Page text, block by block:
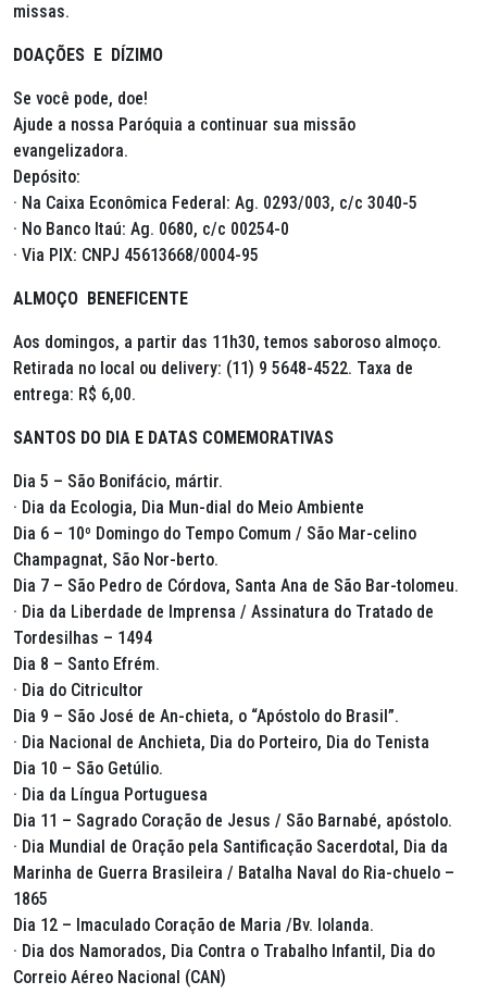
missas.
DOAÇÕES E DÍZIMO
Se você pode, doe!
Ajude a nossa Paróquia a continuar sua missão
evangelizadora.
Depósito:
· Na Caixa Econômica Federal: Ag. 0293/003, c/c 3040-5
· No Banco Itaú: Ag. 0680, c/c 00254-0
· Via PIX: CNPJ 45613668/0004-95
ALMOÇO BENEFICENTE
Aos domingos, a partir das 11h30, temos saboroso almoço.
Retirada no local ou delivery: (11) 9 5648-4522. Taxa de
entrega: R$ 6,00.
SANTOS DO DIA E DATAS COMEMORATIVAS
Dia 5 – São Bonifácio, mártir.
· Dia da Ecologia, Dia Mun-dial do Meio Ambiente
Dia 6 – 10º Domingo do Tempo Comum / São Mar-celino
Champagnat, São Nor-berto.
Dia 7 – São Pedro de Córdova, Santa Ana de São Bar-tolomeu.
· Dia da Liberdade de Imprensa / Assinatura do Tratado de
Tordesilhas – 1494
Dia 8 – Santo Efrém.
· Dia do Citricultor
Dia 9 – São José de An-chieta, o “Apóstolo do Brasil”.
· Dia Nacional de Anchieta, Dia do Porteiro, Dia do Tenista
Dia 10 – São Getúlio.
· Dia da Língua Portuguesa
Dia 11 – Sagrado Coração de Jesus / São Barnabé, apóstolo.
· Dia Mundial de Oração pela Santificação Sacerdotal, Dia da
Marinha de Guerra Brasileira / Batalha Naval do Ria-chuelo –
1865
Dia 12 – Imaculado Coração de Maria /Bv. Iolanda.
· Dia dos Namorados, Dia Contra o Trabalho Infantil, Dia do
Correio Aéreo Nacional (CAN)